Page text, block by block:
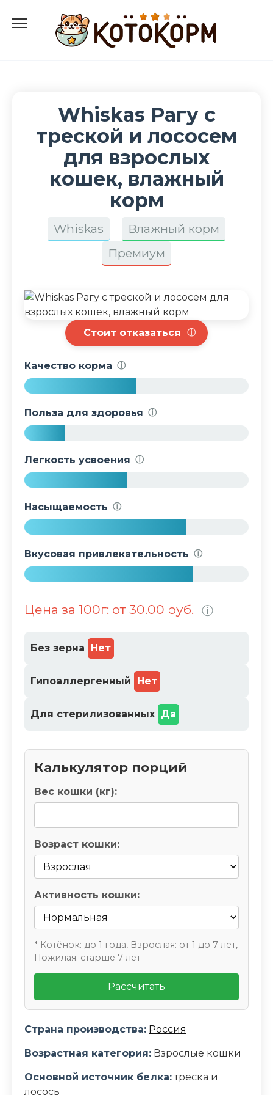
содержанию
Whiskas Рагу с
треской и лососем
для взрослых
кошек, влажный
корм
Whiskas
Влажный корм
Премиум
Стоит отказаться ⓘ
Качество корма ⓘ
Польза для здоровья ⓘ
Легкость усвоения ⓘ
Насыщаемость ⓘ
Вкусовая привлекательность ⓘ
Цена за 100г: от 30.00 руб. ⓘ
Без зерна Нет
Гипоаллергенный Нет
Для стерилизованных Да
Калькулятор порций
Вес кошки (кг):
Возраст кошки:
Активность кошки:
* Котёнок: до 1 года, Взрослая: от 1 до 7 лет,
Пожилая: старше 7 лет
Рассчитать
Страна производства: Россия
Возрастная категория: Взрослые кошки
Основной источник белка:треска и
лосось